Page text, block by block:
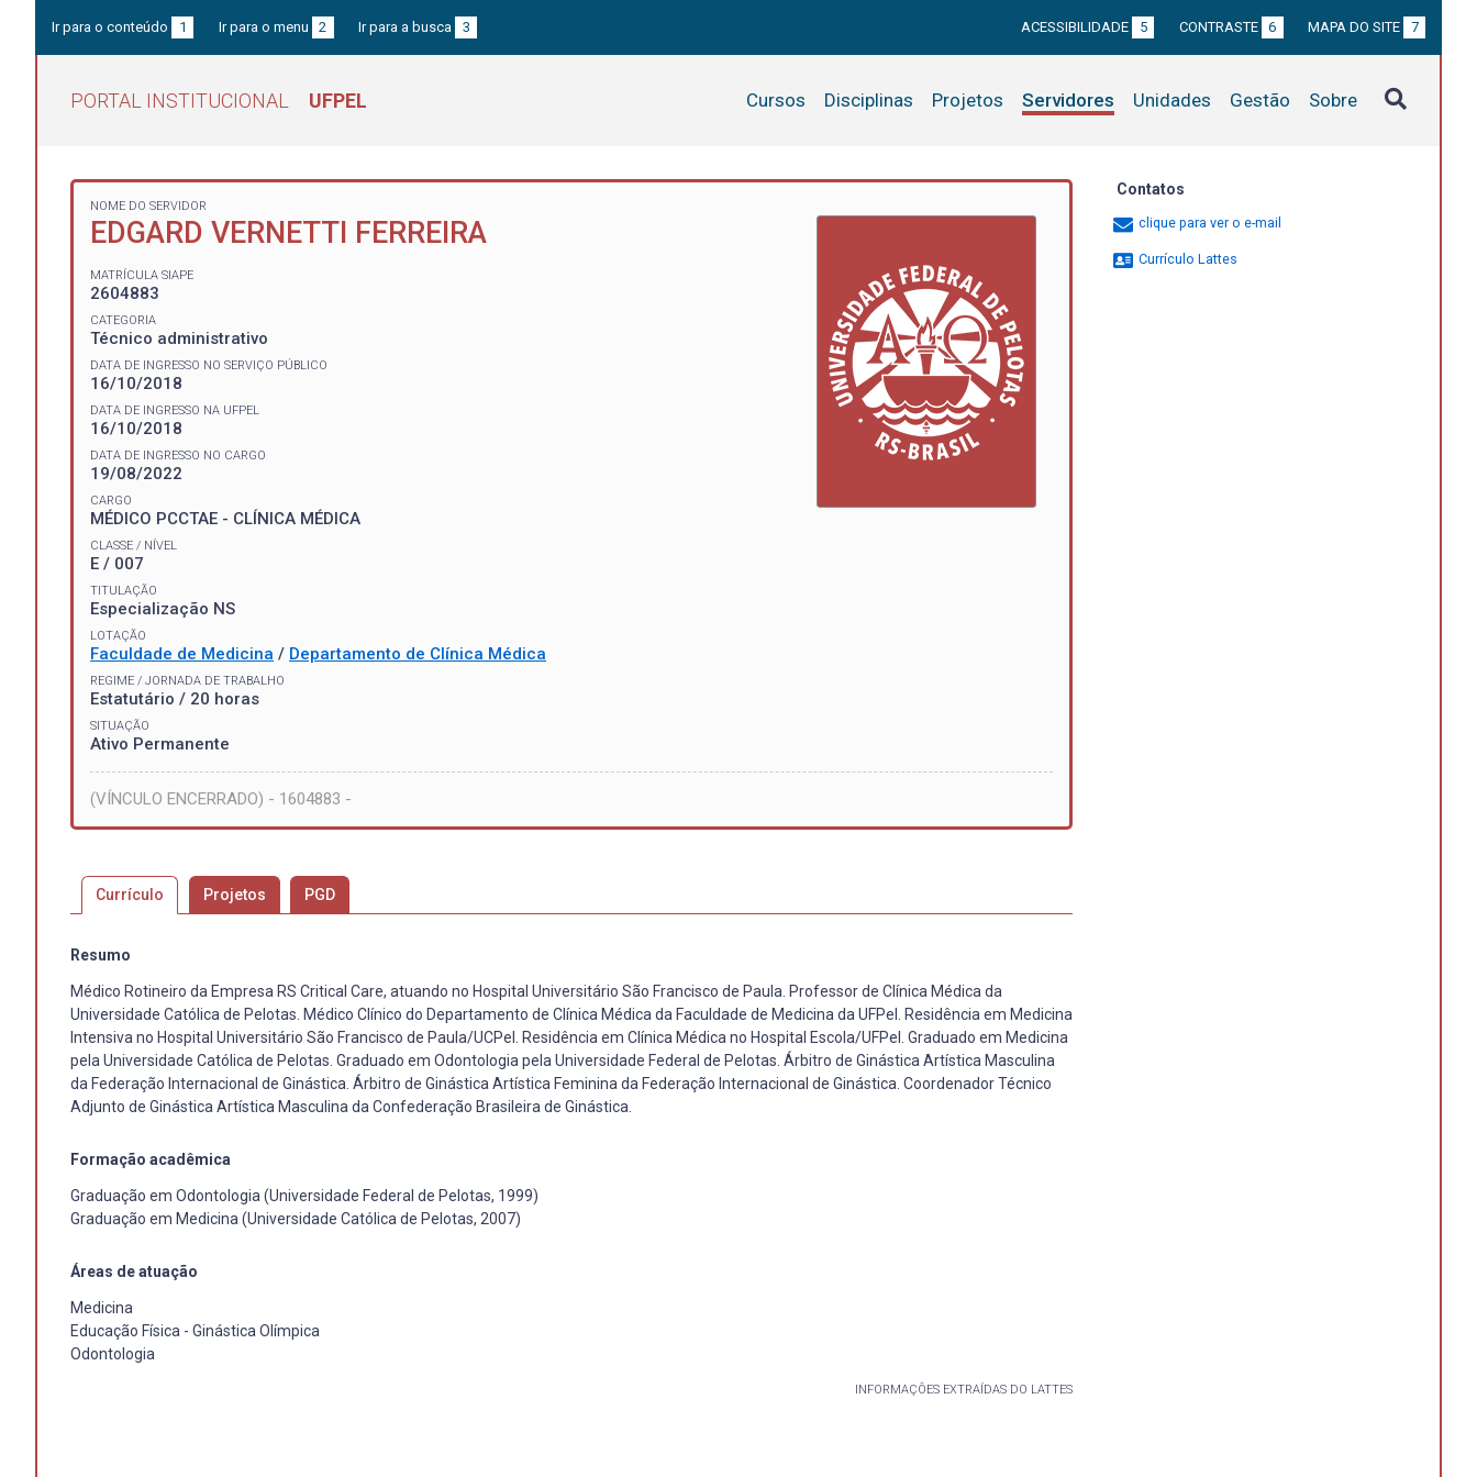
Ir para o conteúdo 1 Ir para o menu 2 Ir para a busca 3 ACESSIBILIDADE 5 CONTRASTE 6 MAPA DO SITE 7
PORTAL INSTITUCIONAL UFPEL Cursos Disciplinas Projetos Servidores Unidades Gestão Sobre
NOME DO SERVIDOR
EDGARD VERNETTI FERREIRA
MATRÍCULA SIAPE
2604883
CATEGORIA
Técnico administrativo
DATA DE INGRESSO NO SERVIÇO PÚBLICO
16/10/2018
DATA DE INGRESSO NA UFPEL
16/10/2018
DATA DE INGRESSO NO CARGO
19/08/2022
CARGO
MÉDICO PCCTAE - CLÍNICA MÉDICA
CLASSE / NÍVEL
E / 007
TITULAÇÃO
Especialização NS
LOTAÇÃO
Faculdade de Medicina / Departamento de Clínica Médica
REGIME / JORNADA DE TRABALHO
Estatutário / 20 horas
SITUAÇÃO
Ativo Permanente
(VÍNCULO ENCERRADO) - 1604883 -
Currículo Projetos PGD
Resumo
Médico Rotineiro da Empresa RS Critical Care, atuando no Hospital Universitário São Francisco de Paula. Professor de Clínica Médica da
Universidade Católica de Pelotas. Médico Clínico do Departamento de Clínica Médica da Faculdade de Medicina da UFPel. Residência em Medicina
Intensiva no Hospital Universitário São Francisco de Paula/UCPel. Residência em Clínica Médica no Hospital Escola/UFPel. Graduado em Medicina
pela Universidade Católica de Pelotas. Graduado em Odontologia pela Universidade Federal de Pelotas. Árbitro de Ginástica Artística Masculina
da Federação Internacional de Ginástica. Árbitro de Ginástica Artística Feminina da Federação Internacional de Ginástica. Coordenador Técnico
Adjunto de Ginástica Artística Masculina da Confederação Brasileira de Ginástica.
Formação acadêmica
Graduação em Odontologia (Universidade Federal de Pelotas, 1999)
Graduação em Medicina (Universidade Católica de Pelotas, 2007)
Áreas de atuação
Medicina
Educação Física - Ginástica Olímpica
Odontologia
INFORMAÇÕES EXTRAÍDAS DO LATTES
Contatos
clique para ver o e-mail
Currículo Lattes